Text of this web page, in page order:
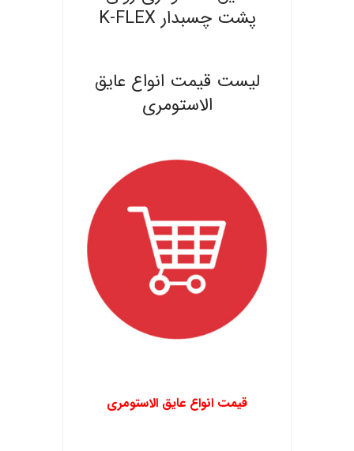
پشت چسبدار K-FLEX
لیست قیمت انواع عایق
الاستومری
قیمت انواع عایق الاستومری